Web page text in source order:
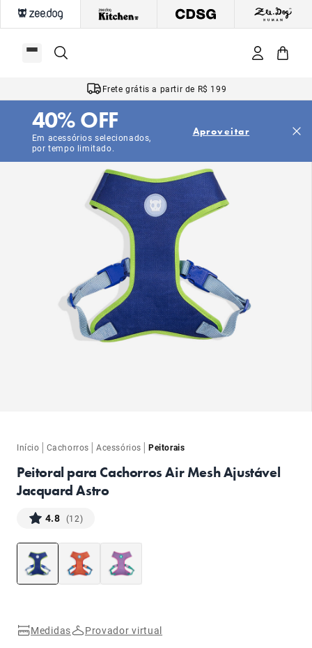
Frete grátis a partir de R$ 199
Em acessórios selecionados,
por tempo limitado.
40% OFF Aproveitar
Início | Cachorros |Acessórios |Peitorais
Peitoral para Cachorros Air Mesh Ajustável
Jacquard Astro
4.8 (12)
Medidas Provador virtual